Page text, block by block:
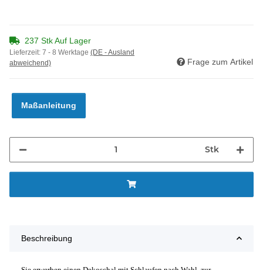
237 Stk Auf Lager
Lieferzeit: 7 - 8 Werktage (DE - Ausland
abweichend)
Frage zum Artikel
Maßanleitung
Stk
Beschreibung